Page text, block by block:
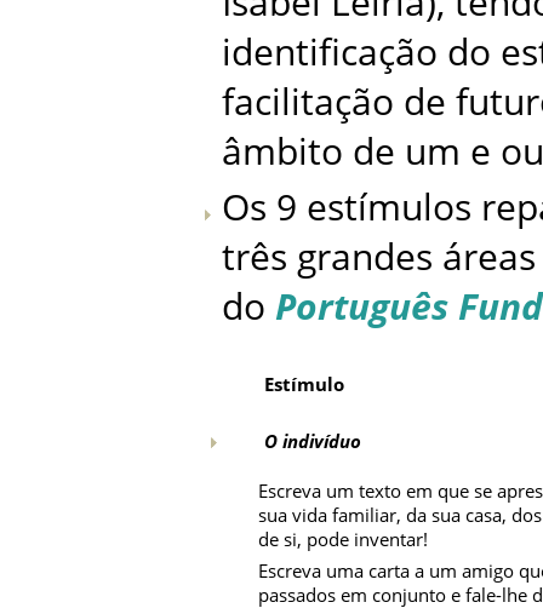
identificação do
facilitação de
âmbito de um e
Os 9 estímulos
três grandes
do Português
Estímulo
O indivíduo
Escreva um texto em que se
sua vida familiar, da sua casa,
de si, pode inventar!
Escreva uma carta a um amigo
passados em conjunto e fale-lhe